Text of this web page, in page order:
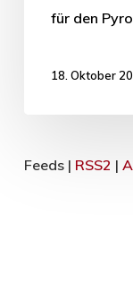
für den
18. Oktober
Feeds | RSS2 |